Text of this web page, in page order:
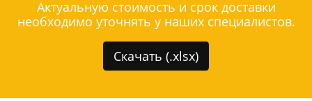
Актуальную стоимость и срок доставки
необходимо уточнять у наших специалистов.
Скачать (.xlsx)